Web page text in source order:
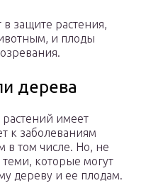
в защите растения,
и плоды
дерева
имеет
к заболеваниям
в том числе. Но, не
которые могут
дереву и ее плодам.